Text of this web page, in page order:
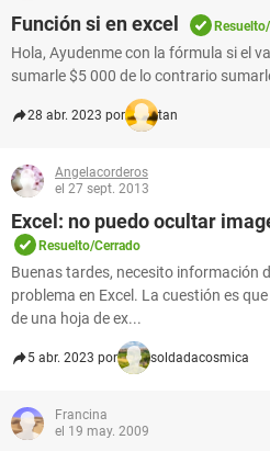
Función si en excel
Hola, Ayudenme con la fórmula si el
sumarle $5 000 de lo contrario
28 abr. 2023 por tan
Angelacorderos
el 27 sept. 2013
Excel: no puedo ocultar
Resuelto/Cerrado
Buenas tardes, necesito información
problema en Excel. La cuestión es
de una hoja de ex...
5 abr. 2023 por soldadacosmica
Francina
el 19 may. 2009